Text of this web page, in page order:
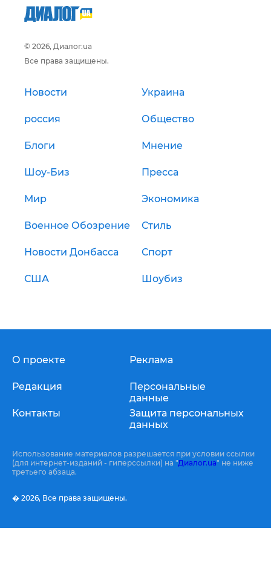
© 2026, Диалог.ua
Все права защищены.
Новости Украина
россия Общество
Блоги Мнение
Шоу-Биз Пресса
Мир Экономика
Военное Обозрение Стиль
Новости Донбасса Спорт
США Шоубиз
О проекте
Редакция
Контакты
Реклама
Персональные
данные
Защита персональных
данных
Использование материалов разрешается при условии ссылки
(для интернет-изданий - гиперссылки) на "Диалог.ua" не ниже
третьего абзаца.
� 2026, Все права защищены.